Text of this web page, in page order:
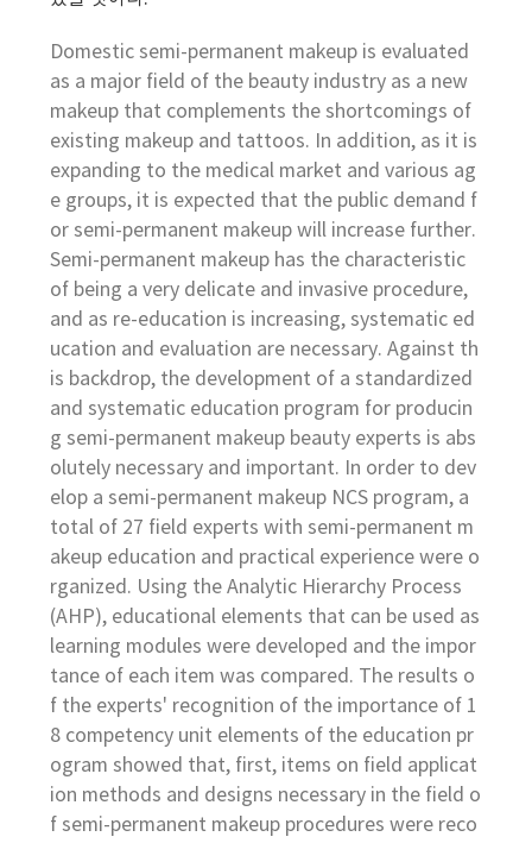
Domestic semi-permanent makeup is evaluated
as a major field of the beauty industry as a new
makeup that complements the shortcomings of
existing makeup and tattoos. In addition, as it is
expanding to the medical market and various ag
e groups, it is expected that the public demand f
or semi-permanent makeup will increase further.
Semi-permanent makeup has the characteristic
of being a very delicate and invasive procedure,
and as re-education is increasing, systematic ed
ucation and evaluation are necessary. Against th
is backdrop, the development of a standardized
and systematic education program for producin
g semi-permanent makeup beauty experts is abs
olutely necessary and important. In order to dev
elop a semi-permanent makeup NCS program, a
total of 27 field experts with semi-permanent m
akeup education and practical experience were o
rganized. Using the Analytic Hierarchy Process
(AHP), educational elements that can be used as
learning modules were developed and the impor
tance of each item was compared. The results o
f the experts' recognition of the importance of 1
8 competency unit elements of the education pr
ogram showed that, first, items on field applicat
ion methods and designs necessary in the field o
f semi-permanent makeup procedures were reco